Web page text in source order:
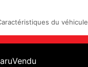
du véhicule